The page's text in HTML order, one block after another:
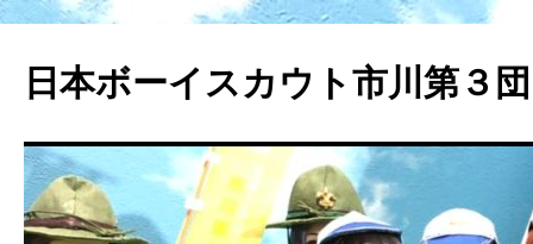
日本ボーイスカウト市川第３団